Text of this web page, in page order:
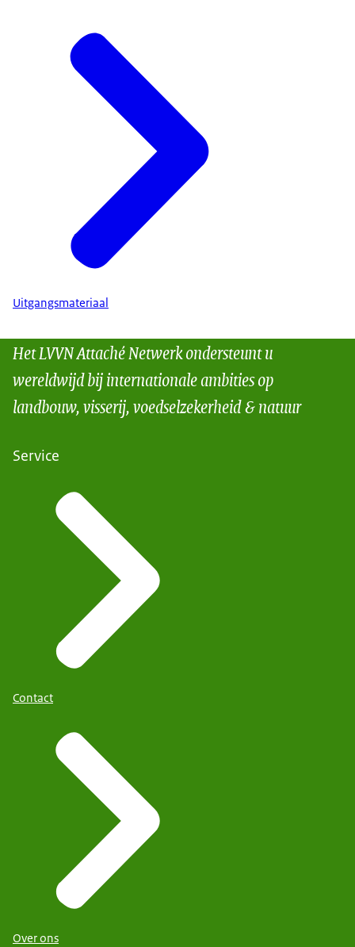
Uitgangsmateriaal
Het LVVN Attaché Netwerk ondersteunt u
wereldwijd bij internationale ambities op
landbouw, visserij, voedselzekerheid & natuur
Service
Contact
Over ons